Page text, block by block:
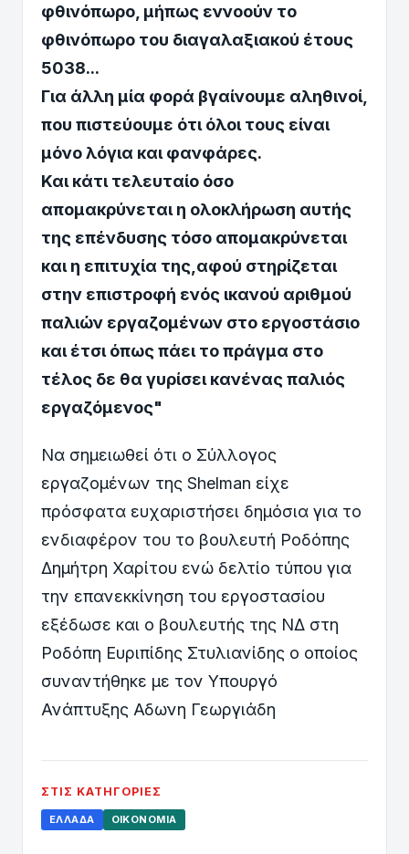
φθινόπωρο, μήπως εννοούν το
φθινόπωρο του διαγαλαξιακού έτους
5038...
Για άλλη μία φορά βγαίνουμε αληθινοί,
που πιστεύουμε ότι όλοι τους είναι
μόνο λόγια και φανφάρες.
Και κάτι τελευταίο όσο
απομακρύνεται η ολοκλήρωση αυτής
της επένδυσης τόσο απομακρύνεται
και η επιτυχία της,αφού στηρίζεται
στην επιστροφή ενός ικανού αριθμού
παλιών εργαζομένων στο εργοστάσιο
και έτσι όπως πάει το πράγμα στο
τέλος δε θα γυρίσει κανένας παλιός
εργαζόμενος"
Να σημειωθεί ότι ο Σύλλογος
εργαζομένων της Shelman είχε
πρόσφατα ευχαριστήσει δημόσια για το
ενδιαφέρον του το βουλευτή Ροδόπης
Δημήτρη Χαρίτου ενώ δελτίο τύπου για
την επανεκκίνηση του εργοστασίου
εξέδωσε και ο βουλευτής της ΝΔ στη
Ροδόπη Ευριπίδης Στυλιανίδης ο οποίος
συναντήθηκε με τον Υπουργό
Ανάπτυξης Αδωνη Γεωργιάδη
ΣΤΙΣ ΚΑΤΗΓΟΡΊΕΣ
ΕΛΛΆΔΑ ΟΙΚΟΝΟΜΊΑ